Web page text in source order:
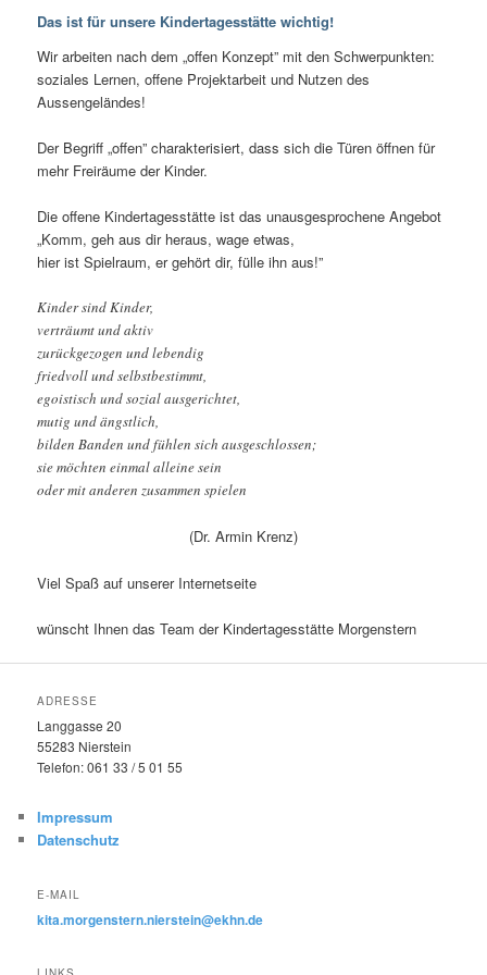
Das ist für unsere Kindertagesstätte wichtig!
Wir arbeiten nach dem „offen Konzept” mit den Schwerpunkten:
soziales Lernen, offene Projektarbeit und Nutzen des
Aussengeländes!
Der Begriff „offen” charakterisiert, dass sich die Türen öffnen für
mehr Freiräume der Kinder.
Die offene Kindertagesstätte ist das unausgesprochene Angebot
„Komm, geh aus dir heraus, wage etwas,
hier ist Spielraum, er gehört dir, fülle ihn aus!”
Kinder sind Kinder,
verträumt und aktiv
zurückgezogen und lebendig
friedvoll und selbstbestimmt,
egoistisch und sozial ausgerichtet,
mutig und ängstlich,
bilden Banden und fühlen sich ausgeschlossen;
sie möchten einmal alleine sein
oder mit anderen zusammen spielen
(Dr. Armin Krenz)
Viel Spaß auf unserer Internetseite
wünscht Ihnen das Team der Kindertagesstätte Morgenstern
ADRESSE
Langgasse 20
55283 Nierstein
Telefon: 061 33 / 5 01 55
Impressum
Datenschutz
E-MAIL
kita.morgenstern.nierstein@ekhn.de